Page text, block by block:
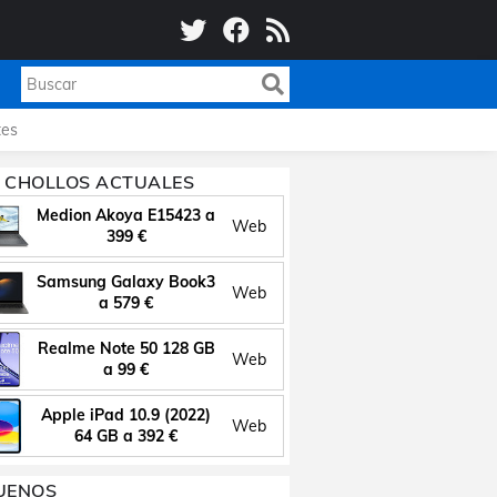
CHOLLOS ACTUALES
Medion Akoya E15423 a
399 €
Web
Samsung Galaxy Book3
a 579 €
Web
Realme Note 50 128 GB
a 99 €
Web
Apple iPad 10.9 (2022)
64 GB a 392 €
Web